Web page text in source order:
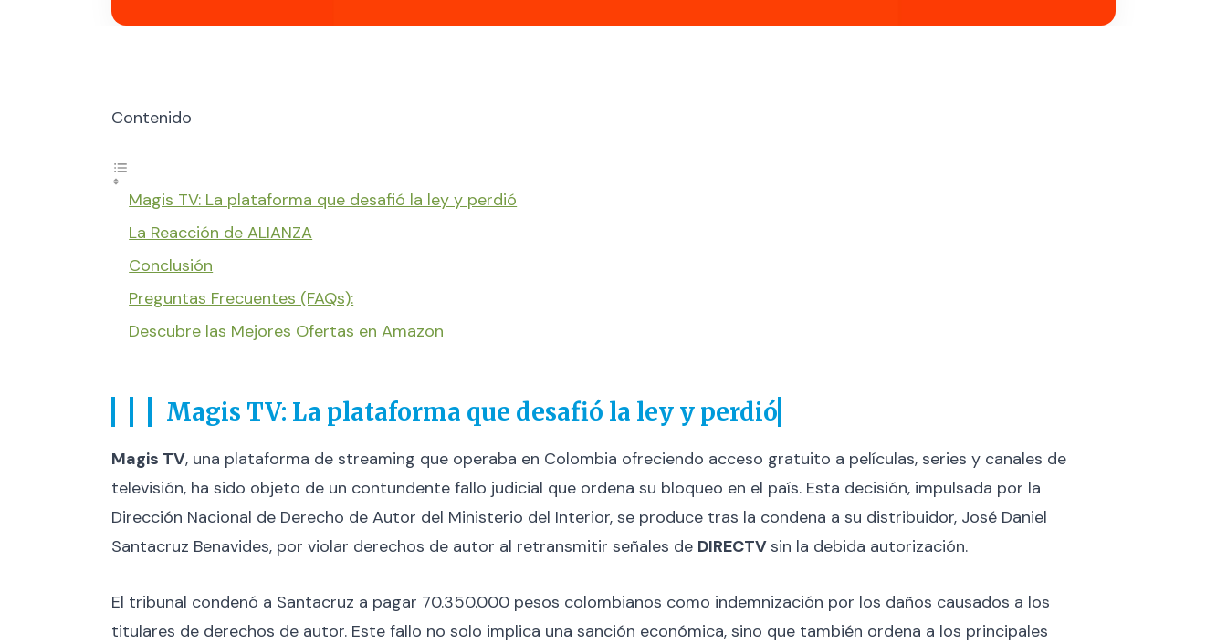
Contenido
Magis TV: La plataforma que desafió la ley y perdió
La Reacción de ALIANZA
Conclusión
Preguntas Frecuentes (FAQs):
Descubre las Mejores Ofertas en Amazon
Magis TV: La plataforma que desafió la ley y perdió
Magis TV, una plataforma de streaming que operaba en Colombia ofreciendo acceso gratuito a películas, series y canales de
televisión, ha sido objeto de un contundente fallo judicial que ordena su bloqueo en el país. Esta decisión, impulsada por la
Dirección Nacional de Derecho de Autor del Ministerio del Interior, se produce tras la condena a su distribuidor, José Daniel
Santacruz Benavides, por violar derechos de autor al retransmitir señales de DIRECTVsin la debida autorización.
El tribunal condenó a Santacruz a pagar 70.350.000 pesos colombianos como indemnización por los daños causados a los
titulares de derechos de autor. Este fallo no solo implica una sanción económica, sino que también ordena a los principales